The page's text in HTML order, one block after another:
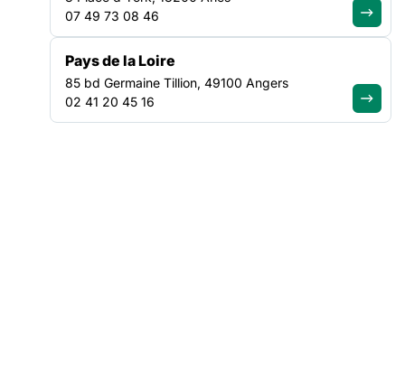
NOS ACTUALITÉS
07 49 73 08 46
Pays de la Loire
85 bd Germaine Tillion, 49100 Angers
02 41 20 45 16